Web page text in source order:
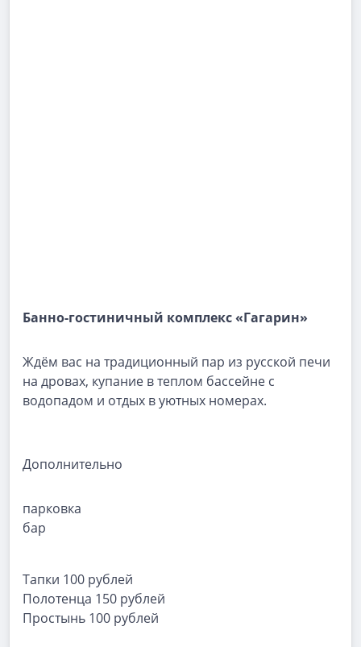
Банно-гостиничный комплекс «Гагарин»
Ждём вас на традиционный пар из русской печи
на дровах, купание в теплом бассейне с
водопадом и отдых в уютных номерах.
Дополнительно
парковка
бар
Тапки 100 рублей
Полотенца 150 рублей
Простынь 100 рублей